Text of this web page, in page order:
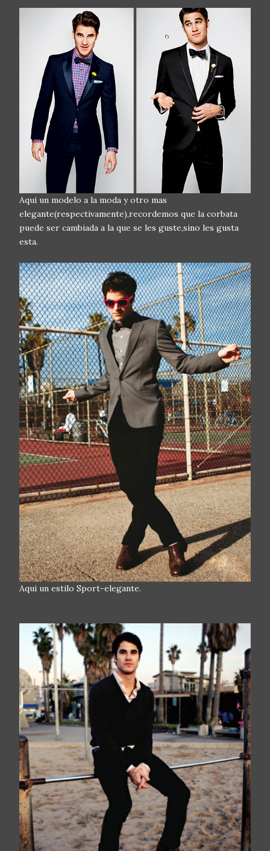
Aqui un modelo a la moda y otro mas
elegante(respectivamente),recordemos que la corbata
puede ser cambiada a la que se les guste,sino les gusta
esta.
Aqui un estilo Sport-elegante.